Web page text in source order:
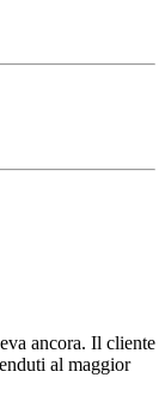
ancora. Il cliente
al maggior